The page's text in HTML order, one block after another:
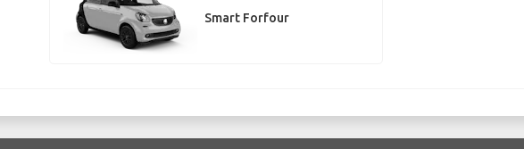
Smart Forfour